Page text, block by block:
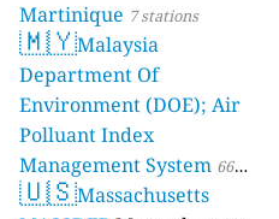
Martinique 7 stations
🇲🇾Malaysia
Department Of
Environment (DOE); Air
Polluant Index
Management System 66
stations
🇺🇸Massachusetts